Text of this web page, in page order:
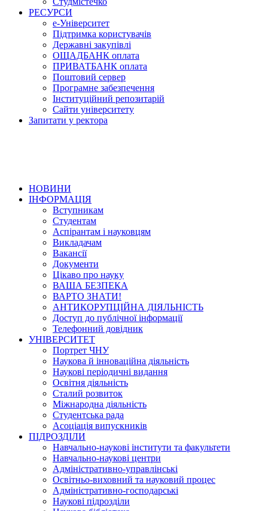
РЕСУРСИ
е-Університет
Підтримка користувачів
Державні закупівлі
ОЩАДБАНК оплата
ПРИВАТБАНК оплата
Поштовий сервер
Програмне забезпечення
Інституційний репозитарій
Сайти університету
Запитати у ректора
НОВИНИ
ІНФОРМАЦІЯ
Вступникам
Студентам
Аспірантам і науковцям
Викладачам
Вакансії
Документи
Цікаво про науку
ВАША БЕЗПЕКА
ВАРТО ЗНАТИ!
АНТИКОРУПЦІЙНА ДІЯЛЬНІСТЬ
Доступ до публічної інформації
Телефонний довідник
УНІВЕРСИТЕТ
Портрет ЧНУ
Наукова й інноваційна діяльність
Наукові періодичні видання
Освітня діяльність
Сталий розвиток
Міжнародна діяльність
Студентська рада
Асоціація випускників
ПІДРОЗДІЛИ
Навчально-наукові інститути та факультети
Навчально-наукові центри
Адміністративно-управлінські
Освітньо-виховний та науковий процес
Адміністративно-господарські
Наукові підрозділи